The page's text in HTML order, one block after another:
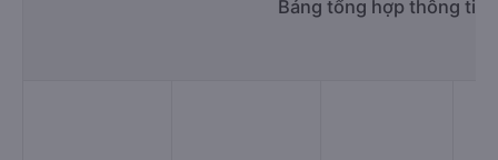
Bảng tổng hợp thông tin